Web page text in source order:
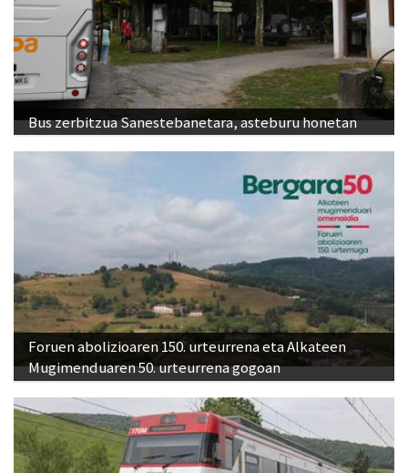
Bus zerbitzua Sanestebanetara, asteburu honetan
Foruen abolizioaren 150. urteurrena eta Alkateen
Mugimenduaren 50. urteurrena gogoan